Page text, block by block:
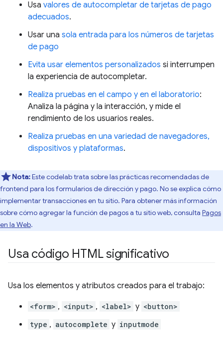
Usa valores de autocompletar de tarjetas de pago
adecuados.
Usar una sola entrada para los números de tarjetas
de pago
Evita usar elementos personalizados si interrumpen
la experiencia de autocompletar.
Realiza pruebas en el campo y en el laboratorio:
Analiza la página y la interacción, y mide el
rendimiento de los usuarios reales.
Realiza pruebas en una variedad de navegadores,
dispositivos y plataformas.
Nota:Este codelab trata sobre las prácticas recomendadas de
frontend para los formularios de dirección y pago. No se explica cómo
implementar transacciones en tu sitio. Para obtener más información
sobre cómo agregar la función de pagos a tu sitio web, consulta Pagos
en la Web.
Usa código HTML significativo
Usa los elementos y atributos creados para el trabajo:
<form> , <input> , <label> y <button>
type , autocomplete y inputmode